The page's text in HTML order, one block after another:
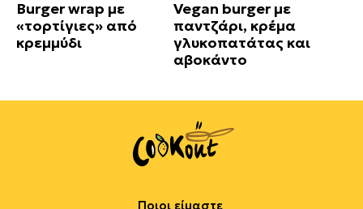
Burger wrap με
«τορτίγιες» από
κρεμμύδι
Vegan burger με
παντζάρι, κρέμα
γλυκοπατάτας και
αβοκάντο
Ποιοι είμαστε